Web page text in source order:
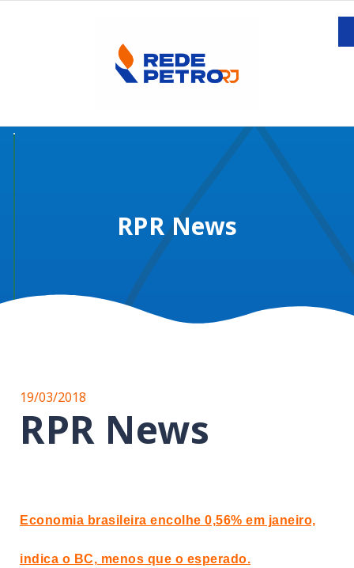
RPR News
19/03/2018
RPR News
Economia brasileira encolhe 0,56% em janeiro,
indica o BC, menos que o esperado.